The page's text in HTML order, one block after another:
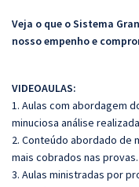
Veja o que o Sistema
nosso empenho e
VIDEOAULAS:
1. Aulas com abordagem
minuciosa análise
2. Conteúdo abordado de
mais cobrados nas provas.
3. Aulas ministradas por